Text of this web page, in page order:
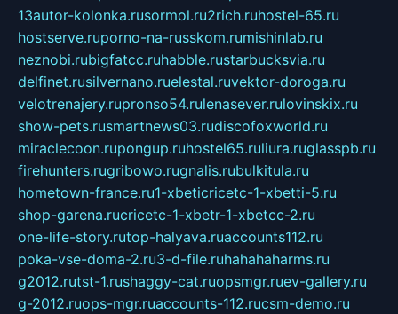
13autor-kolonka.rusormol.ru2rich.ruhostel-65.ru
hostserve.ruporno-na-russkom.rumishinlab.ru
neznobi.rubigfatcc.ruhabble.rustarbucksvia.ru
delfinet.rusilvernano.ruelestal.ruvektor-doroga.ru
velotrenajery.rupronso54.rulenasever.rulovinskix.ru
show-pets.rusmartnews03.rudiscofoxworld.ru
miraclecoon.rupongup.ruhostel65.ruliura.ruglasspb.ru
firehunters.rugribowo.rugnalis.rubulkitula.ru
hometown-france.ru1-xbeticricetc-1-xbetti-5.ru
shop-garena.rucricetc-1-xbetr-1-xbetcc-2.ru
one-life-story.rutop-halyava.ruaccounts112.ru
poka-vse-doma-2.ru3-d-file.ruhahahaharms.ru
g2012.rutst-1.rushaggy-cat.ruopsmgr.ruev-gallery.ru
g-2012.ruops-mgr.ruaccounts-112.rucsm-demo.ru